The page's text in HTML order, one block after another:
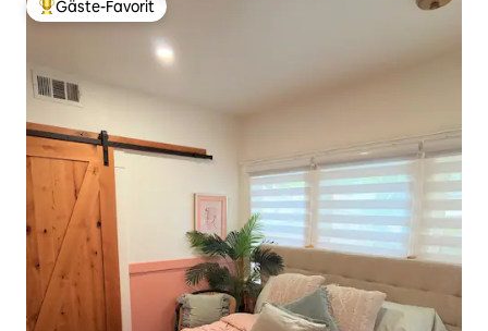
Beliebter Gäste-Favorit.
Gäste-Favorit